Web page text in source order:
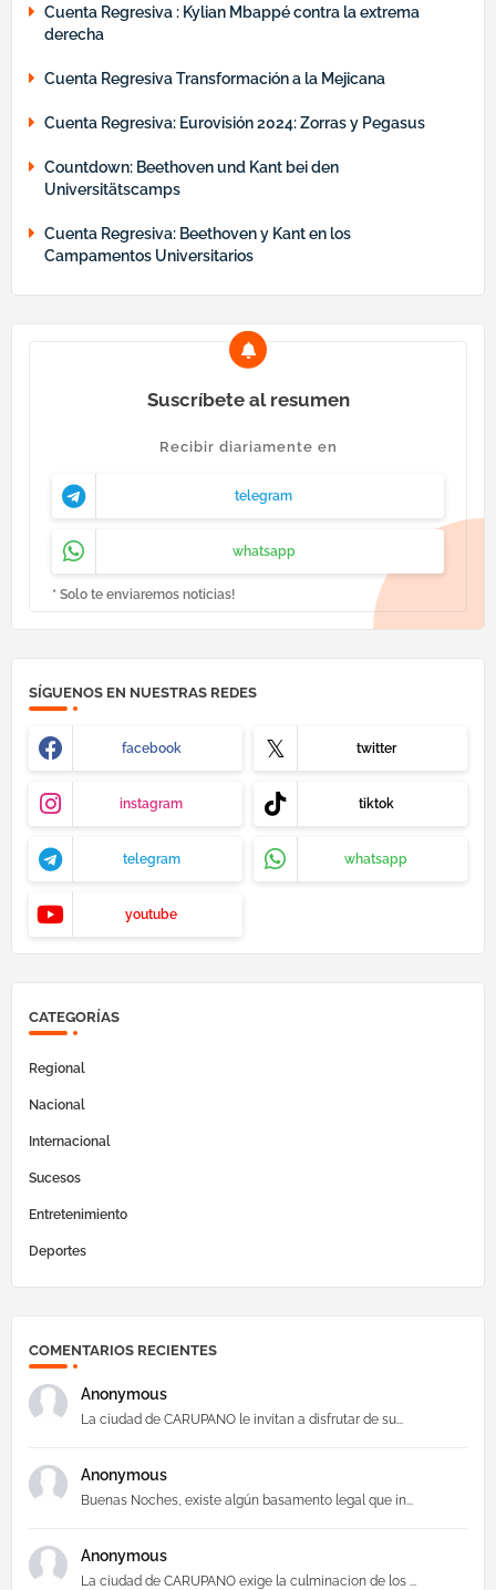
Cuenta Regresiva : Kylian Mbappé contra la extrema
derecha
Cuenta Regresiva Transformación a la Mejicana
Cuenta Regresiva: Eurovisión 2024: Zorras y Pegasus
Countdown: Beethoven und Kant bei den
Universitätscamps
Cuenta Regresiva: Beethoven y Kant en los
Campamentos Universitarios
Suscríbete al resumen
Recibir diariamente en
telegram
whatsapp
* Solo te enviaremos noticias!
SÍGUENOS EN NUESTRAS REDES
facebook twitter
instagram tiktok
telegram whatsapp
youtube
CATEGORÍAS
Regional
Nacional
Internacional
Sucesos
Entretenimiento
Deportes
COMENTARIOS RECIENTES
Anonymous
La ciudad de CARUPANO le invitan a disfrutar de su...
Anonymous
Buenas Noches, existe algún basamento legal que in...
Anonymous
La ciudad de CARUPANO exige la culminacion de los ...